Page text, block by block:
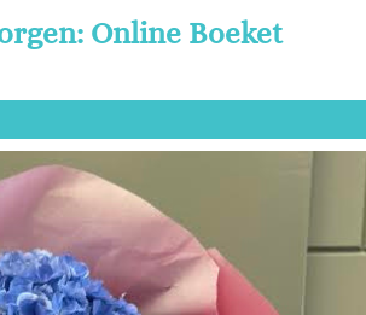
Online Boeket